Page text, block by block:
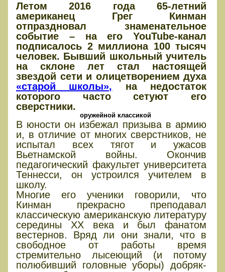
Летом 2016 года 65-летний
американец Грег Кинман
отпраздновал знаменательное
событие – на его YouTube-канал
подписалось 2 миллиона 100 тысяч
человек. Бывший школьный учитель
на склоне лет стал настоящей
звездой сети и олицетворением духа
«старой школы», на недостаток
которого часто сетуют его
сверстники.
оружейной классикой
В юности он избежал призыва в армию
и, в отличие от многих сверстников, не
испытал всех тягот и ужасов
Вьетнамской войны. Окончив
педагогический факультет университета
Теннесси, он устроился учителем в
школу.
Многие его ученики говорили, что
Кинман прекрасно преподавал
классическую американскую литературу
середины ХХ века и был фанатом
вестернов. Вряд ли они знали, что в
свободное от работы время
стремительно лысеющий (и потому
полюбивший головные уборы) добряк-